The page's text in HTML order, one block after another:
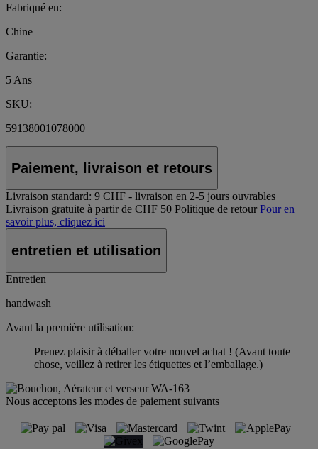
Fabriqué en:
Chine
Garantie:
5 Ans
SKU:
59138001078000
Paiement, livraison et retours
Livraison standard: 9 CHF - livraison en 2-5 jours ouvrables
Livraison gratuite à partir de CHF 50 Politique de retour Pour en
savoir plus, cliquez ici
entretien et utilisation
Entretien
handwash
Avant la première utilisation:
Prenez plaisir à déballer votre nouvel achat ! (Avant toute
chose, veillez à retirer les étiquettes et l’emballage.)
Nous acceptons les modes de paiement suivants